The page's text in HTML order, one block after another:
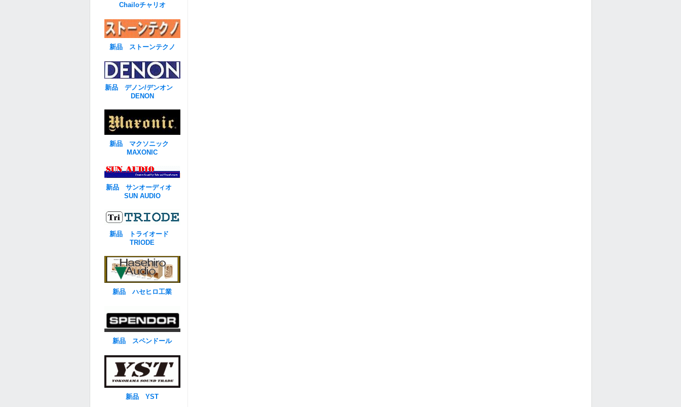
Chailoチャリオ
新品 ストーンテクノ
新品 デノン/デンオン
DENON
新品 マクソニック
MAXONIC
新品 サンオーディオ
SUN AUDIO
新品 トライオード
TRIODE
新品 ハセヒロ工業
新品 スペンドール
新品 YST